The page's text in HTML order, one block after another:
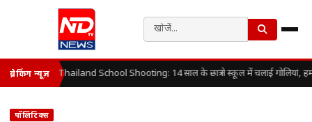
ब्रेकिंग न्यूज़ Thailand School Shooting: 14 साल के छात्र ने स्कूल में चलाई गोलियां,
पॉलिटिक्स